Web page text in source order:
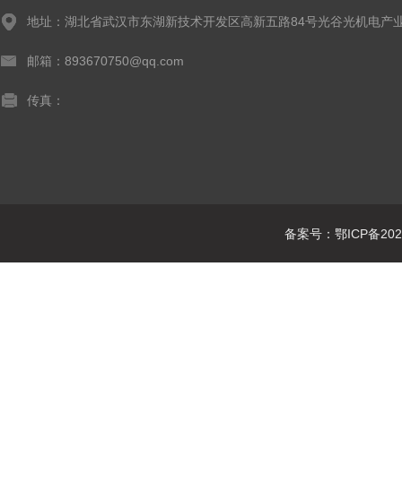
地址：湖北省武汉市东湖新技术开发区高新五路84号光谷光机电产
邮箱：893670750@qq.com
传真：
备案号：鄂ICP备